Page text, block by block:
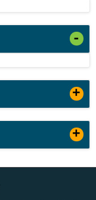
-
+
+